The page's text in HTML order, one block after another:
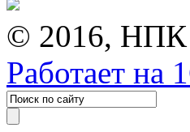
© 2016, НПК
Работает на